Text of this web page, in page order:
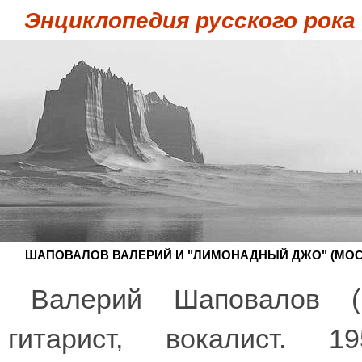
Энциклопедия русского рока
ШАПОВАЛОВ ВАЛЕРИЙ И "ЛИМОНАДНЫЙ ДЖО"
Валерий Шаповалов
гитарист, вокалист.